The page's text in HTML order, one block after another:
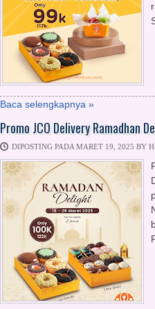
Baca selengkapnya »
Promo JCO Delivery Ramadhan
DIPOSTING PADA MARET 19, 2025 BY